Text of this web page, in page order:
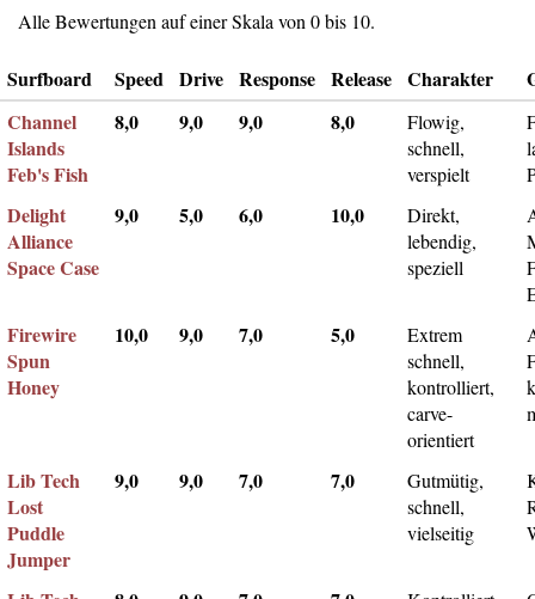
Alle Bewertungen auf einer Skala von 0 bis 10.
Surfboard Speed Drive Response Release Charakter
Channel
Islands
Feb's Fish
8,0 9,0 9,0 8,0
Flowig,
schnell,
verspielt
Delight
Alliance
Space Case
9,0 5,0 6,0 10,0
Direkt,
lebendig,
speziell
Firewire
Spun
Honey
10,0 9,0 7,0 5,0
Extrem
schnell,
kontrolliert,
carve-
orientiert
Lib Tech
Lost
Puddle
Jumper
9,0 9,0 7,0 7,0
Gutmütig,
schnell,
vielseitig